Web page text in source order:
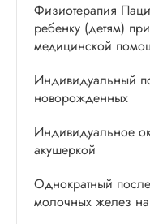
Физиотерапия
ребенку (детям)
медицинской
Индивидуальный
новорожденных
Индивидуальное
акушеркой
Однократный
молочных желез